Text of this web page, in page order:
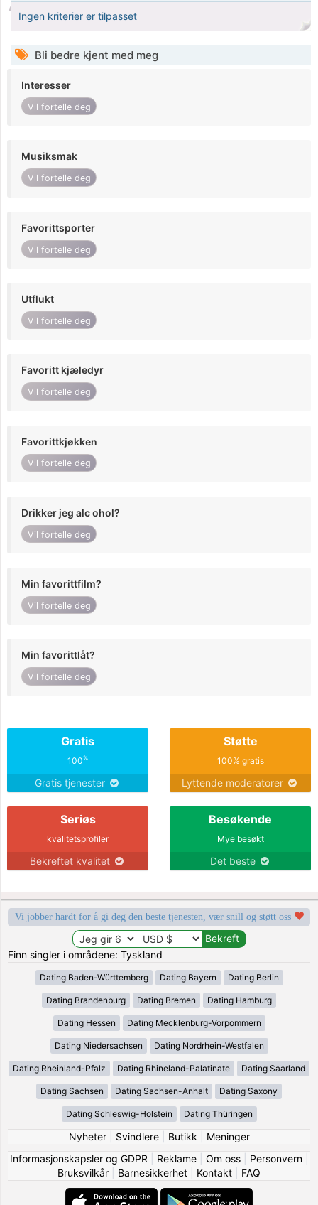
Ingen kriterier er tilpasset
Bli bedre kjent med meg
Interesser
Vil fortelle deg
Musiksmak
Vil fortelle deg
Favorittsporter
Vil fortelle deg
Utflukt
Vil fortelle deg
Favoritt kjæledyr
Vil fortelle deg
Favorittkjøkken
Vil fortelle deg
Drikker jeg alc ohol?
Vil fortelle deg
Min favorittfilm?
Vil fortelle deg
Min favorittlåt?
Vil fortelle deg
Gratis
100%
Gratis tjenester
Støtte
100% gratis
Lyttende moderatorer
Seriøs
kvalitetsprofiler
Bekreftet kvalitet
Besøkende
Mye besøkt
Det beste
Vi jobber hardt for å gi deg den beste tjenesten, vær snill og støtt oss
Finn singler i områdene: Tyskland
Dating Baden-Württemberg Dating Bayern Dating Berlin
Dating Brandenburg Dating Bremen Dating Hamburg
Dating Hessen Dating Mecklenburg-Vorpommern
Dating Niedersachsen Dating Nordrhein-Westfalen
Dating Rheinland-Pfalz Dating Rhineland-Palatinate Dating Saarland
Dating Sachsen Dating Sachsen-Anhalt Dating Saxony
Dating Schleswig-Holstein Dating Thüringen
Nyheter| Svindlere| Butikk
Meninger
Informasjonskapsler og GDPR
Reklame| Om oss| Personvern|
Bruksvilkår
Barnesikkerhet Kontakt FAQ